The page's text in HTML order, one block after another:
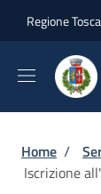
Regione
Home /
Iscrizione